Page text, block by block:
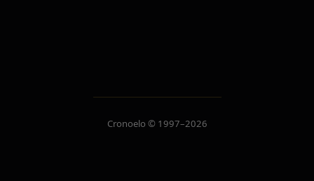
Cronoelo © 1997–2026